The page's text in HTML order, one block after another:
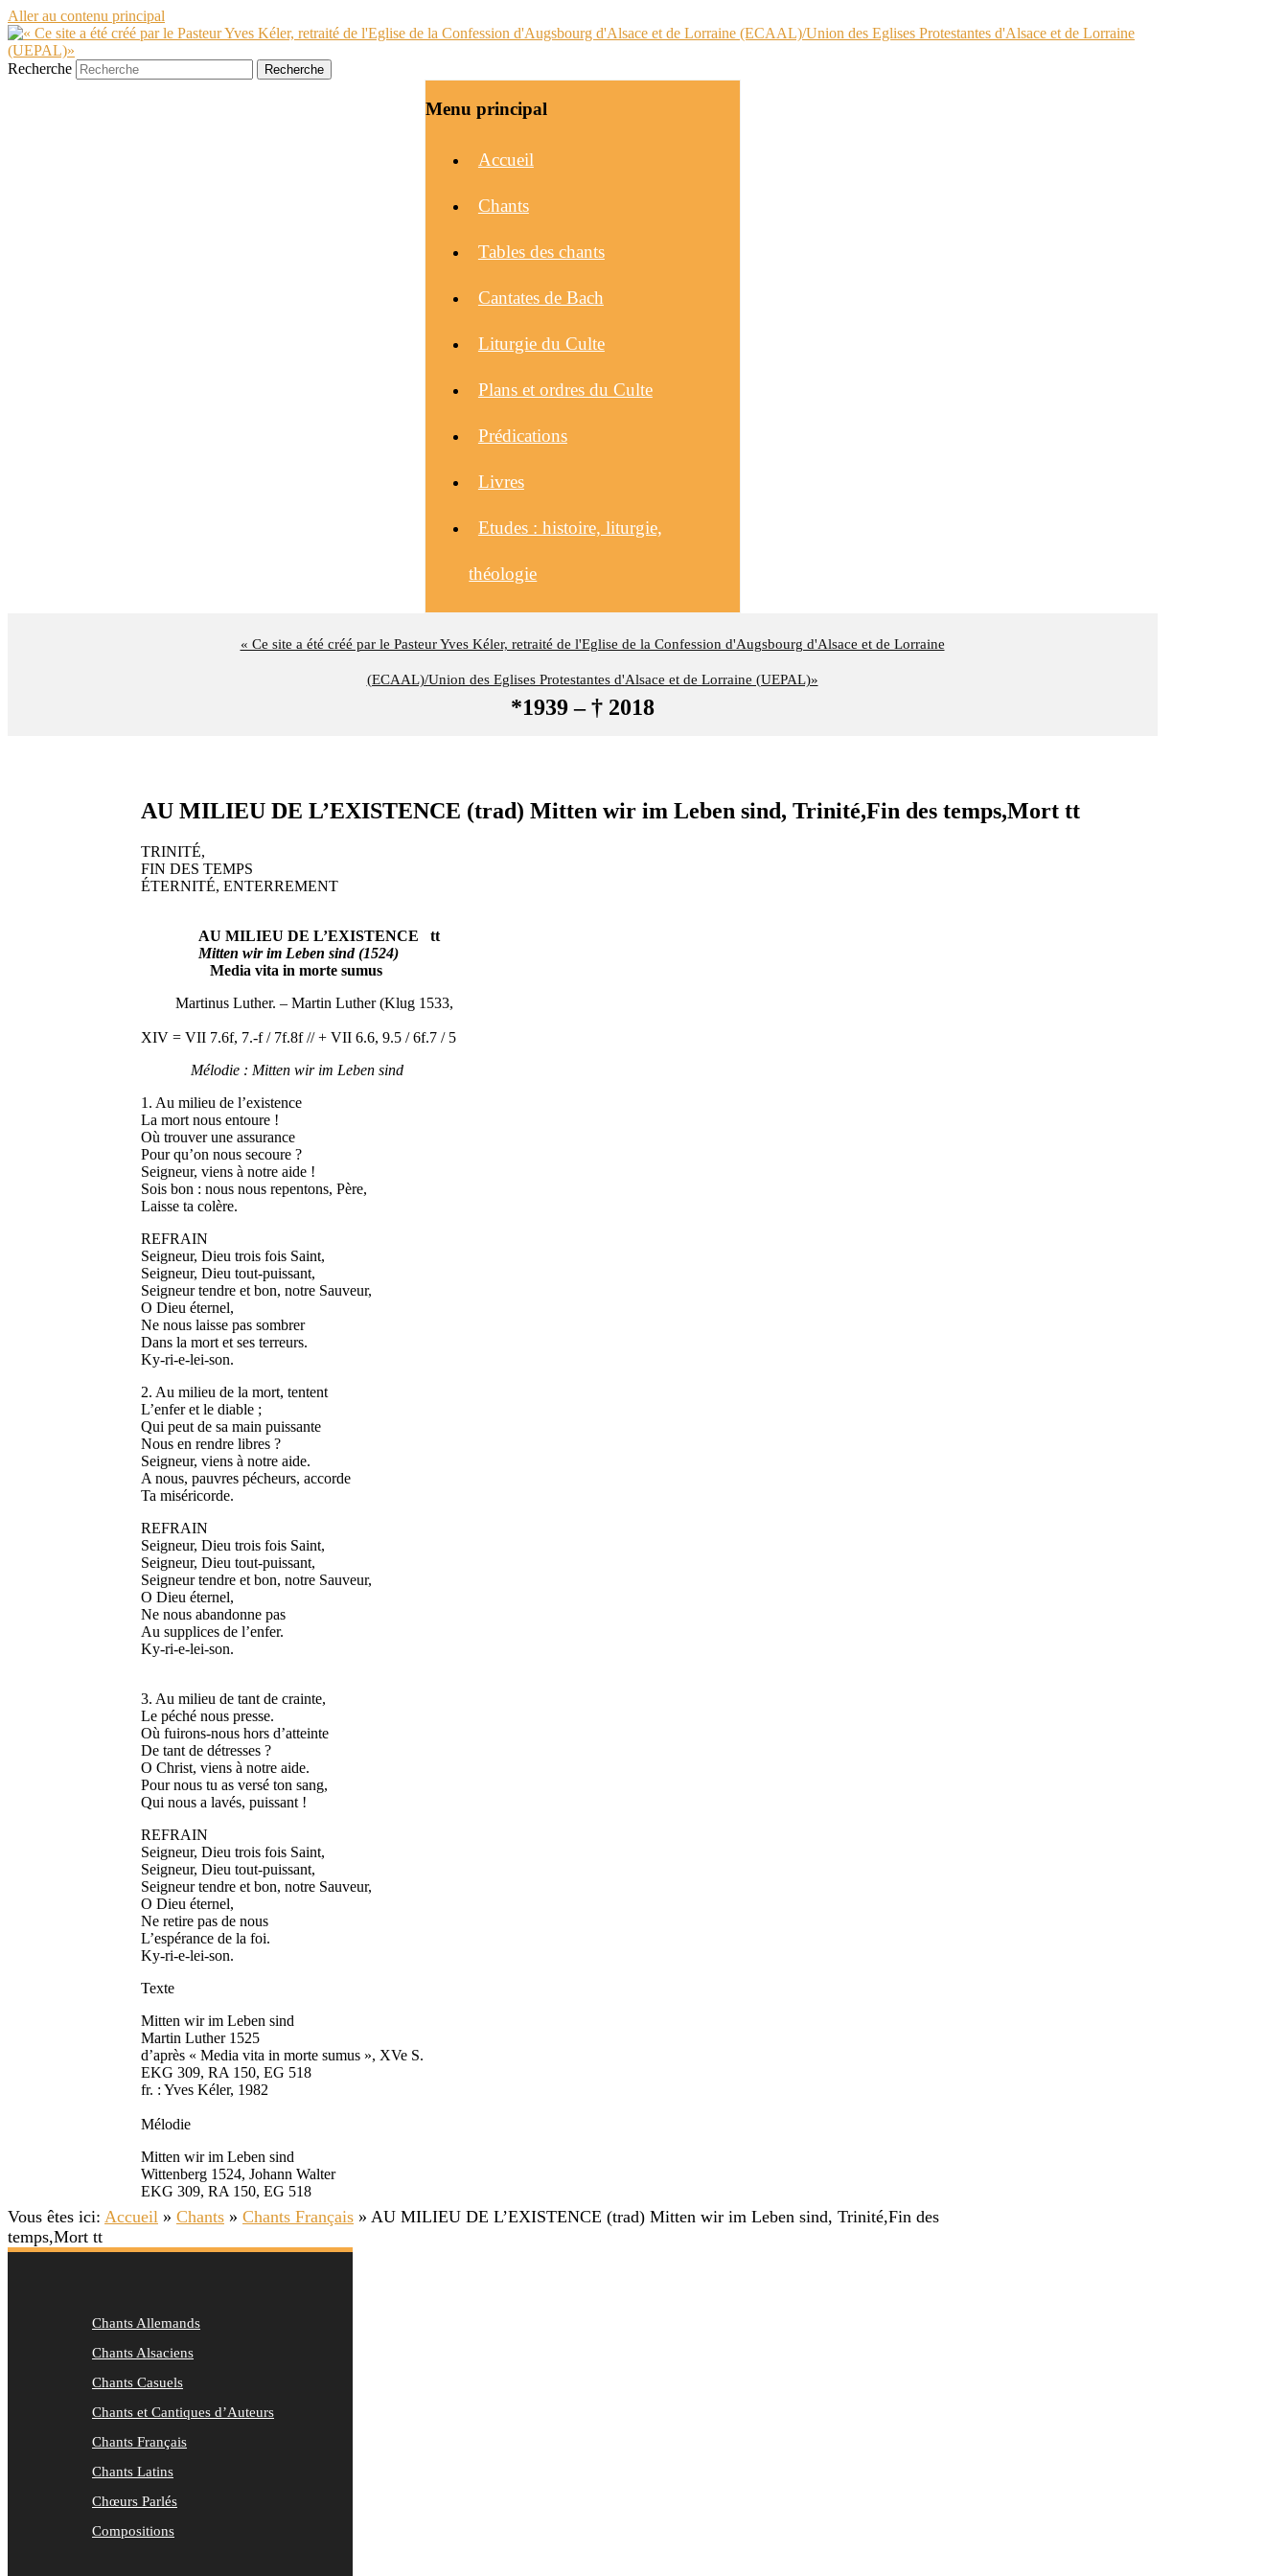
Aller au contenu principal
« Ce site a été créé par le Pasteur Yves Kéler, retraité de l'Eglise de la Confession d'Augsbourg d'Alsace et de Lorraine
(ECAAL)/Union des Eglises Protestantes d'Alsace et de Lorraine (UEPAL)»
*1939 – † 2018
Recherche
Menu principal
Accueil
Chants
Tables des chants
Cantates de Bach
Liturgie du Culte
Plans et ordres du Culte
Prédications
Livres
Etudes : histoire, liturgie,
théologie
AU MILIEU DE L’EXISTENCE (trad) Mitten wir im Leben sind, Trinité,Fin des temps,Mort tt
TRINITÉ,
FIN DES TEMPS
ÉTERNITÉ, ENTERREMENT
AU MILIEU DE L’EXISTENCE tt
Mitten wir im Leben sind (1524)
Media vita in morte sumus
Martinus Luther. – Martin Luther (Klug 1533,
XIV = VII 7.6f, 7.-f / 7f.8f // + VII 6.6, 9.5 / 6f.7 / 5
Mélodie : Mitten wir im Leben sind
1. Au milieu de l’existence
La mort nous entoure !
Où trouver une assurance
Pour qu’on nous secoure ?
Seigneur, viens à notre aide !
Sois bon : nous nous repentons, Père,
Laisse ta colère.
REFRAIN
Seigneur, Dieu trois fois Saint,
Seigneur, Dieu tout-puissant,
Seigneur tendre et bon, notre Sauveur,
O Dieu éternel,
Ne nous laisse pas sombrer
Dans la mort et ses terreurs.
Ky-ri-e-lei-son.
2. Au milieu de la mort, tentent
L’enfer et le diable ;
Qui peut de sa main puissante
Nous en rendre libres ?
Seigneur, viens à notre aide.
A nous, pauvres pécheurs, accorde
Ta miséricorde.
REFRAIN
Seigneur, Dieu trois fois Saint,
Seigneur, Dieu tout-puissant,
Seigneur tendre et bon, notre Sauveur,
O Dieu éternel,
Ne nous abandonne pas
Au supplices de l’enfer.
Ky-ri-e-lei-son.
3. Au milieu de tant de crainte,
Le péché nous presse.
Où fuirons-nous hors d’atteinte
De tant de détresses ?
O Christ, viens à notre aide.
Pour nous tu as versé ton sang,
Qui nous a lavés, puissant !
REFRAIN
Seigneur, Dieu trois fois Saint,
Seigneur, Dieu tout-puissant,
Seigneur tendre et bon, notre Sauveur,
O Dieu éternel,
Ne retire pas de nous
L’espérance de la foi.
Ky-ri-e-lei-son.
Texte
Mitten wir im Leben sind
Martin Luther 1525
d’après « Media vita in morte sumus », XVe S.
EKG 309, RA 150, EG 518
fr. : Yves Kéler, 1982
Mélodie
Mitten wir im Leben sind
Wittenberg 1524, Johann Walter
EKG 309, RA 150, EG 518
Vous êtes ici: Accueil » Chants » Chants Français » AU MILIEU DE L’EXISTENCE (trad) Mitten wir im Leben sind, Trinité,Fin des
temps,Mort tt
Chants Allemands
Chants Alsaciens
Chants Casuels
Chants et Cantiques d’Auteurs
Chants Français
Chants Latins
Chœurs Parlés
Compositions